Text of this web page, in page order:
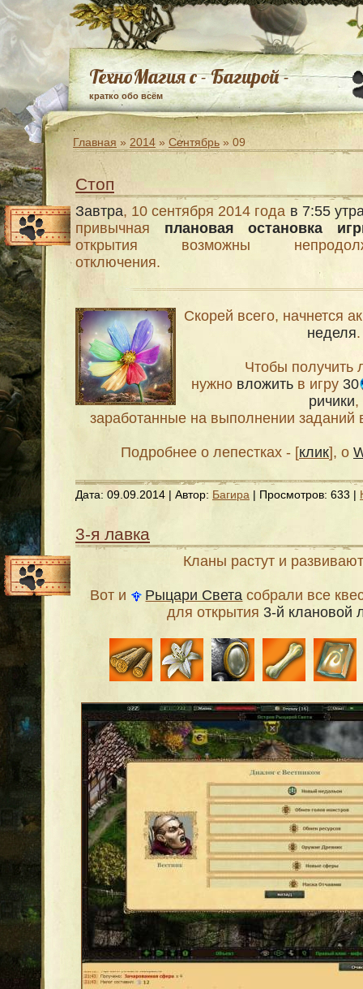
ТехноМагия с - Багирой -
кратко обо всём
Главная » 2014 » Сентябрь » 09
Стоп
Завтра, 10 сентября 2014 года в 7:55
привычная плановая остановка
открытия возможны
отключения.
Скорей всего, начнется
неделя.
Чтобы получить
нужно вложить в игру 30
ричики,
заработанные на выполнении заданий
Подробнее о лепестках - [клик], о
Дата: 09.09.2014 | Автор: Багира | Просмотров: 633 |
3-я лавка
Кланы растут и
Вот и Рыцари Света собрали все
для открытия3-й клановой